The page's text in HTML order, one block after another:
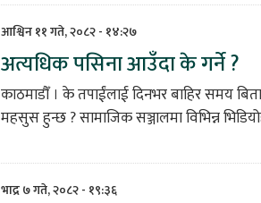
आश्विन ११ गते, २०८२ - १४:२७
अत्यधिक पसिना आउँदा के गर्ने ?
काठमाडौँ । के तपाईंलाई दिनभर बाहिर समय
महसुस हुन्छ ? सामाजिक सञ्जालमा विभिन्न
भाद्र ७ गते, २०८२ - १९:३६